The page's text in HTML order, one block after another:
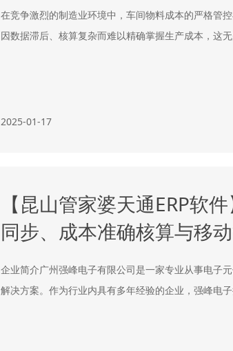
在竞争激烈的制造业环境中，车间物料成本的严格管
因数据滞后、核算复杂而难以精确掌握生产成本，这
2025-01-17
【昆山管家婆天通ERP软
同步、成本准确核算与移
企业简介广州强峰电子有限公司是一家专业从事电子
解决方案。作为行业内具有多年经验的企业，强峰电